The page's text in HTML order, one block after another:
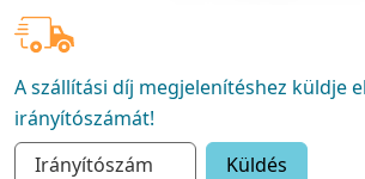
A szállítási díj megjelenítéshez küldje
irányítószámát!
Küldés